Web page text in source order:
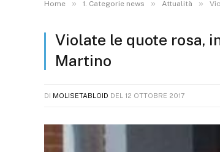
Home » 1. Categorie news » Attualità »
Violate le quote rosa,
Martino
DI MOLISETABLOID DEL 12 OTTOBRE 2017